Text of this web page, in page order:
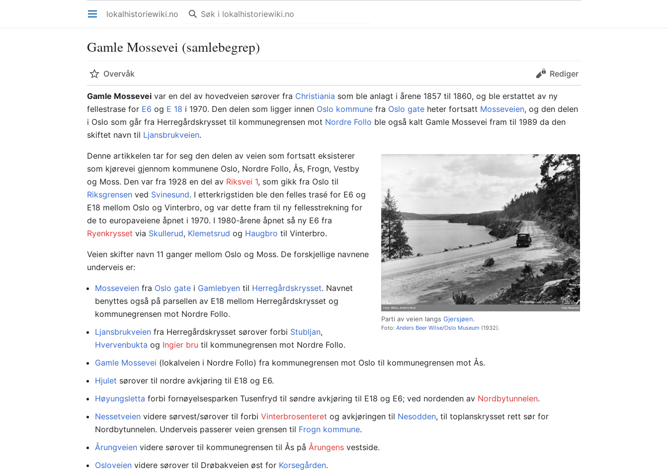
Åpne hovedmenyen lokalhistoriewiki.no
Gamle Mossevei (samlebegrep)
Overvåk Rediger
Gamle Mossevei var en del av hovedveien sørover fra Christiania som ble anlagt i årene 1857 til 1860, og ble erstattet av ny
fellestrase for E6 og E 18 i 1970. Den delen som ligger innen Oslo kommune fra Oslo gate heter fortsatt Mosseveien, og den delen
i Oslo som går fra Herregårdskrysset til kommunegrensen mot Nordre Follo ble også kalt Gamle Mossevei fram til 1989 da den
skiftet navn til Ljansbrukveien.
Parti av veien langs Gjersjøen.
Foto: Anders Beer Wilse/Oslo Museum (1932).
Denne artikkelen tar for seg den delen av veien som fortsatt eksisterer
som kjørevei gjennom kommunene Oslo, Nordre Follo, Ås, Frogn, Vestby
og Moss. Den var fra 1928 en del av Riksvei 1, som gikk fra Oslo til
Riksgrensen ved Svinesund. I etterkrigstiden ble den felles trasé for E6 og
E18 mellom Oslo og Vinterbro, og var dette fram til ny fellesstrekning for
de to europaveiene åpnet i 1970. I 1980-årene åpnet så ny E6 fra
Ryenkrysset via Skullerud, Klemetsrud og Haugbro til Vinterbro.
Veien skifter navn 11 ganger mellom Oslo og Moss. De forskjellige navnene
underveis er:
Mosseveien fra Oslo gate i Gamlebyen til Herregårdskrysset. Navnet
benyttes også på parsellen av E18 mellom Herregårdskrysset og
kommunegrensen mot Nordre Follo.
Ljansbrukveien fra Herregårdskrysset sørover forbi Stubljan,
Hvervenbukta og Ingier bru til kommunegrensen mot Nordre Follo.
Gamle Mossevei (lokalveien i Nordre Follo) fra kommunegrensen mot Oslo til kommunegrensen mot Ås.
Hjulet sørover til nordre avkjøring til E18 og E6.
Høyungsletta forbi fornøyelsesparken Tusenfryd til søndre avkjøring til E18 og E6; ved nordenden av Nordbytunnelen.
Nessetveien videre sørvest/sørover til forbiVinterbrosenteret og avkjøringen til Nesodden, til toplanskrysset rett sør for
Nordbytunnelen. Underveis passerer veien grensen til Frogn kommune.
Årungveien videre sørover til kommunegrensen til Ås påÅrungens vestside.
Osloveien videre sørover til Drøbakveien øst for Korsegården.